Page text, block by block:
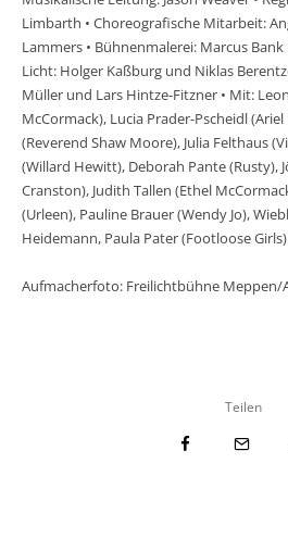
Limbarth • Choreografische Mitarbeit:
Lammers • Bühnenmalerei: Marcus Bank
Licht: Holger Kaßburg und Niklas
Müller und Lars Hintze-Fitzner • Mit:
McCormack), Lucia Prader-Pscheidl
(Reverend Shaw Moore), Julia Felthaus
(Willard Hewitt), Deborah Pante (Rusty),
Cranston), Judith Tallen (Ethel
(Urleen), Pauline Brauer (Wendy Jo),
Heidemann, Paula Pater (Footloose
Aufmacherfoto: Freilichtbühne Meppen/
Teilen